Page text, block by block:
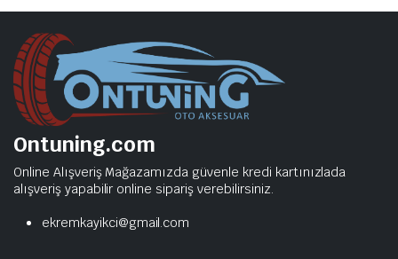
Ontuning.com
Online Alışveriş Mağazamızda güvenle kredi kartınızlada
alışveriş yapabilir online sipariş verebilirsiniz.
ekremkayikci@gmail.com